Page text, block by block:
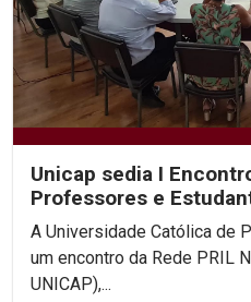
Unicap sedia I
Professores e
A Universidade Católica de
um encontro da Rede PRIL
UNICAP),...